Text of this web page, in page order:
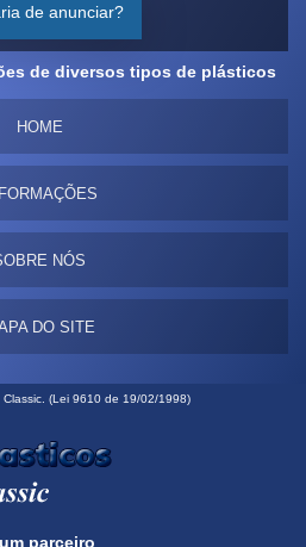
de anunciar?
de diversos tipos de plásticos
HOME
NÓS
DO SITE
(Lei 9610 de 19/02/1998)
parceiro